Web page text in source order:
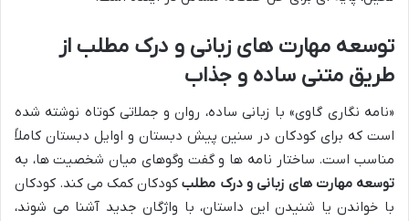
توسعه مهارت های زبانی و درک مطلب از
طریق متنی ساده و جذاب
«نامه نگاری گاوی» با زبانی ساده، روان و جملاتی کوتاه نوشته شده
است که برای کودکان در سنین پیش دبستان و اوایل دبستان کاملاً
مناسب است. ساختار نامه ها و گفت وگوهای میان شخصیت ها، به
توسعه مهارت های زبانی و درک مطلبکودکان کمک می کند. کودکان
با خواندن یا شنیدن این داستان، با واژگان جدید آشنا می شوند،